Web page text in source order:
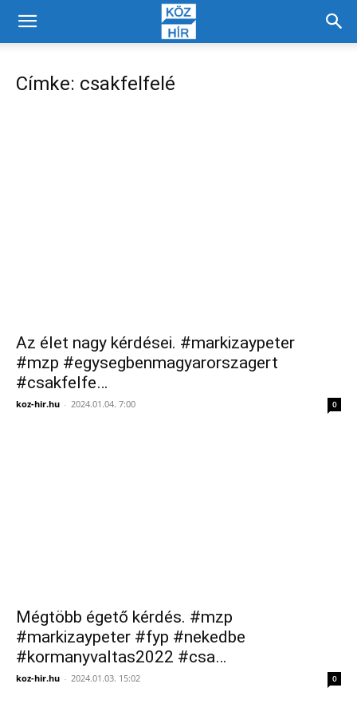
Címke: csakfelfelé
Az élet nagy kérdései. #markizaypeter
#mzp #egysegbenmagyarorszagert
#csakfelfe…
koz-hir.hu - 2024.01.04. 7:00 0
Mégtöbb égető kérdés. #mzp
#markizaypeter #fyp #nekedbe
#kormanyvaltas2022 #csa…
koz-hir.hu - 2024.01.03. 15:02 0